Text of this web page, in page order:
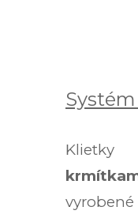
vyrobené